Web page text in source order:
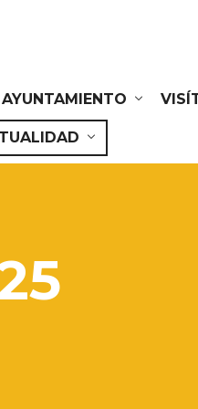
AYUNTAMIENTO